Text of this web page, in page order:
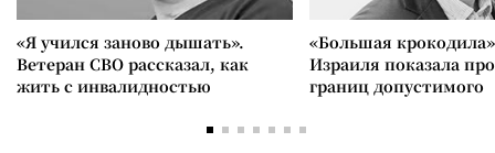
«Я учился заново дышать».
Ветеран СВО рассказал, как
жить с инвалидностью
«Большая
Израиля показала
границ допустимого